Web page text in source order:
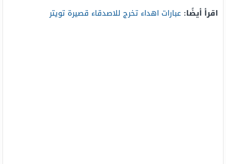
اقرأ أيضًا: عبارات اهداء تخرج للاصدقاء قصيرة تويتر